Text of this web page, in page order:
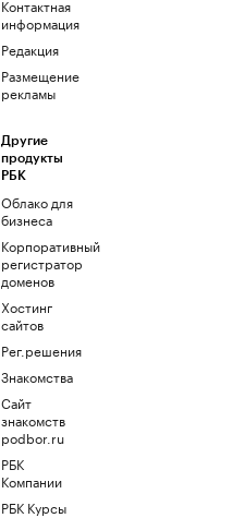
Контактная
информация
Редакция
Размещение
рекламы
Другие
продукты
РБК
Облако для
бизнеса
Корпоративный
регистратор
доменов
Хостинг
сайтов
Рег.решения
Знакомства
Сайт
знакомств
podbor.ru
РБК
Компании
РБК Курсы